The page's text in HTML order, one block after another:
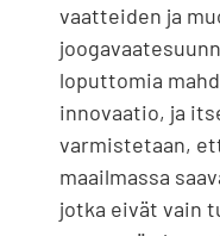
vaatteiden ja
loputtomia
innovaatio, ja
varmistetaan,
maailmassa
jotka eivät vain